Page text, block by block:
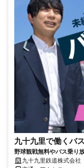
九十九里で働くバ
野球観戦無料やバス乗り
九十九里鉄道株式会社